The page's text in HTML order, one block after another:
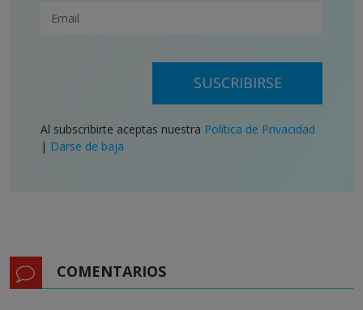
SUSCRIBIRSE
Al subscribirte aceptas nuestra Política de Privacidad
| Darse de baja
COMENTARIOS